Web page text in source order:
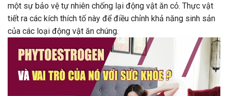
một sự bảo vệ tự nhiên chống lại động vật ăn cỏ. Thực vật
tiết ra các kích thích tố này để điều chỉnh khả năng sinh sản
của các loại động vật ăn chúng.